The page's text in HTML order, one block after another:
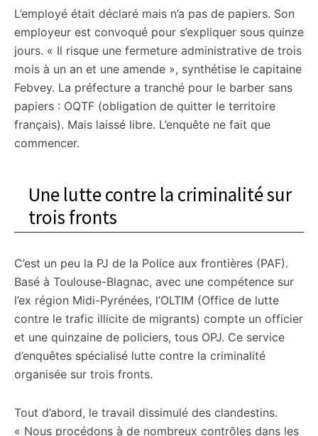
L’employé était déclaré mais n’a pas de papiers. Son
employeur est convoqué pour s’expliquer sous quinze
jours. « Il risque une fermeture administrative de trois
mois à un an et une amende », synthétise le capitaine
Febvey. La préfecture a tranché pour le barber sans
papiers : OQTF (obligation de quitter le territoire
français). Mais laissé libre. L’enquête ne fait que
commencer.
Une lutte contre la criminalité sur
trois fronts
C’est un peu la PJ de la Police aux frontières (PAF).
Basé à Toulouse-Blagnac, avec une compétence sur
l’ex région Midi-Pyrénées, l’OLTIM (Office de lutte
contre le trafic illicite de migrants) compte un officier
et une quinzaine de policiers, tous OPJ. Ce service
d’enquêtes spécialisé lutte contre la criminalité
organisée sur trois fronts.
Tout d’abord, le travail dissimulé des clandestins.
« Nous procédons à de nombreux contrôles dans les